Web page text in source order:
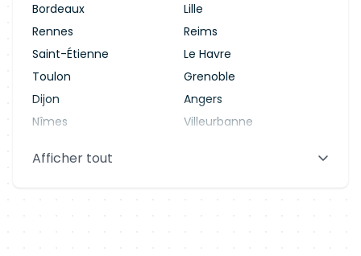
Bordeaux
Lille
Rennes
Reims
Saint-Étienne
Le Havre
Toulon
Grenoble
Dijon
Angers
Nîmes
Villeurbanne
Aix-en-Provence
Afficher tout